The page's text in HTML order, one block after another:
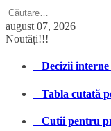
Caută
după:
august 07, 2026
Noutăți!!!
Decizii interne
Tabla cutată
Cutii pentru